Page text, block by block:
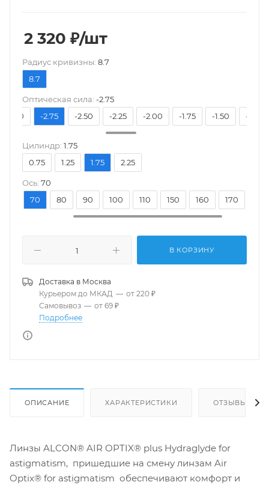
2 320 ₽/шт
Pадиус кривизны: 8.7
8.7
Оптическая сила: -2.75
-3.00
-2.75 -2.50 -2.25 -2.00 -1.75 -1.50 -1.25
Цилиндр: 1.75
0.75
1.25 1.75 2.25
Ось: 70
70 80 90 100 110 150 160 170
В КОРЗИНУ
Доставка в Москва
Курьером до МКАД — от 220 ₽
Самовывоз — от 69 ₽
Подробнее
ОПИСАНИЕ ХАРАКТЕРИСТИКИ ОТЗЫВЫ
Линзы ALCON® AIR OPTIX® plus Hydraglyde for
astigmatism, пришедшие на смену линзам Air
Optix® for astigmatism обеспечивают комфорт и